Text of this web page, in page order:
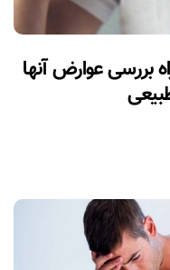
بررسی عوارض آنها